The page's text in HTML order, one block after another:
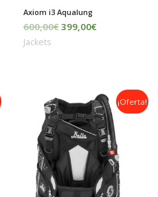
Axiom i3 Aqualung
600,00€399,00€
Jackets
¡Oferta!
El
precio
original
era:
650,00€.
El
precio
actual
es:
599,00€.